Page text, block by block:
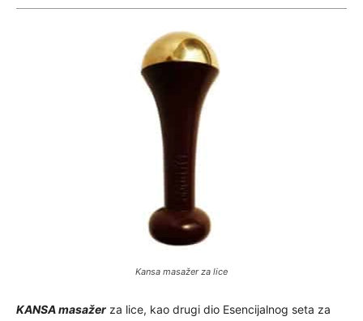
Kansa masažer za lice
KANSA masažer za lice, kao drugi dio Esencijalnog seta za